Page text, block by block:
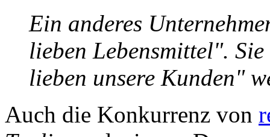
Ein anderes
lieben Lebensmittel".
lieben unsere Kunden"
Auch die Konkurrenz von